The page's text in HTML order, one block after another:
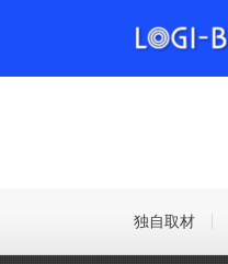
独自取材